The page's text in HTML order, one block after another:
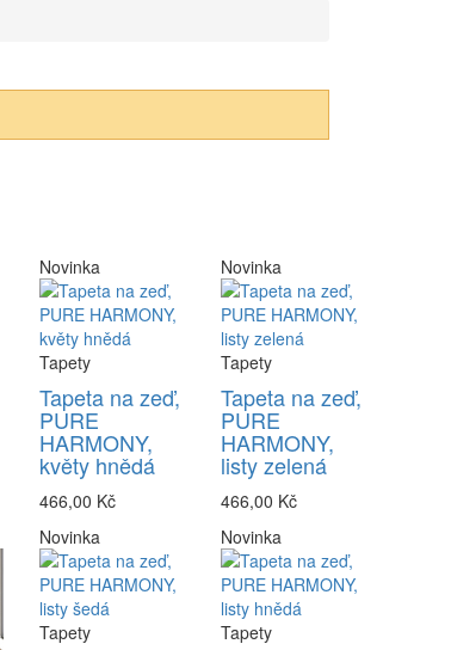
Novinka
Tapety
Tapeta na zeď,
PURE
HARMONY,
květy hnědá
466,00 Kč
Novinka
Tapety
Tapeta na zeď,
PURE
HARMONY,
listy zelená
466,00 Kč
Novinka
Tapety
Novinka
Tapety